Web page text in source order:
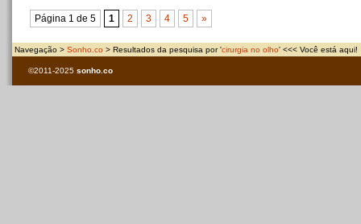
Página 1 de 5 1 2 3 4 5 »
Navegação > Sonho.co > Resultados da pesquisa por 'cirurgia no olho' <<< Você está aqui!
©2011-2025 sonho.co